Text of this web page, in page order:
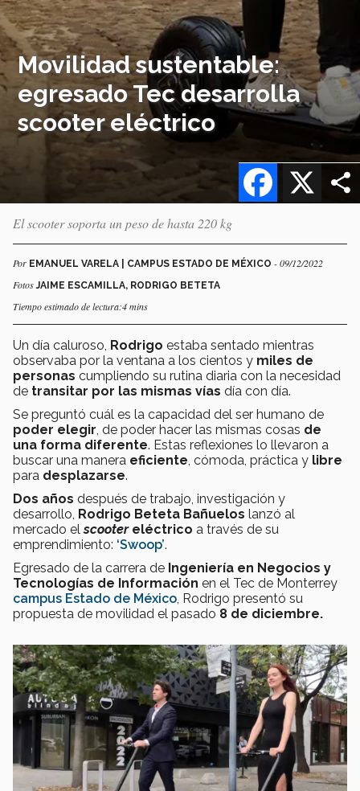
Movilidad sustentable:
egresado Tec desarrolla
scooter eléctrico
X
Facebook
El scooter soporta un peso de hasta 220 kg
Por EMANUEL VARELA | CAMPUS ESTADO DE MÉXICO - 09/12/2022
FotosJAIME ESCAMILLA, RODRIGO BETETA
Tiempo estimado de lectura:4 mins
Un día caluroso, Rodrigo estaba sentado mientras
observaba por la ventana a los cientos y miles de
personas cumpliendo su rutina diaria con la necesidad
de transitar por las mismas vías día con día.
Se preguntó cuál es la capacidad del ser humano de
poder elegir , de poder hacer las mismas cosas de
una forma diferente. Estas reflexiones lo llevaron a
buscar una manera eficiente , cómoda, práctica y libre
para desplazarse.
Dos años después de trabajo, investigación y
desarrollo, Rodrigo Beteta Bañuelos lanzó al
mercado elscooter eléctrico a través de su
emprendimiento: ‘Swoop’.
Egresado de la carrera de Ingeniería en Negocios y
Tecnologías de Información en el Tec de Monterrey
campus Estado de México , Rodrigo presentó su
propuesta de movilidad el pasado 8 de diciembre.